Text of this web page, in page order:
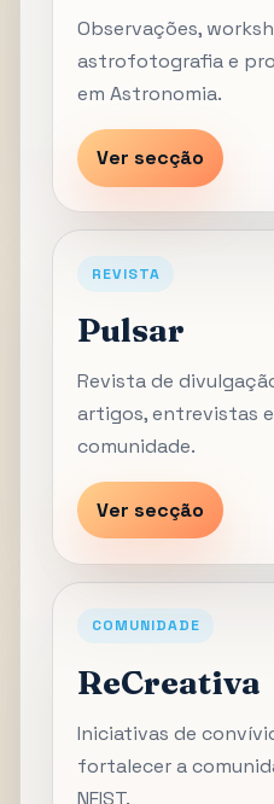
Observações,
astrofotografia e
em Astronomia.
Ver secção
REVISTA
Pulsar
Revista de
artigos, entrevistas
comunidade.
Ver secção
COMUNIDADE
ReCreativa
Iniciativas de
fortalecer a
NFIST.